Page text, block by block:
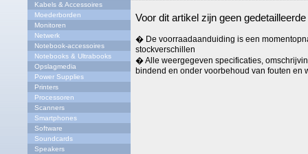
Kabels & Accessoires
Moederborden
Monitoren
Netwerk
Notebook-accessoires
Notebooks & Ultrabooks
Opslagmedia
Power Supplies
Printers
Processoren
Scanners
Smartphones
Software
Soundcards
Speakers
Voor dit artikel zijn geen
� De voorraadaanduiding is een
stockverschillen
� Alle weergegeven specificaties,
bindend en onder voorbehoud van fouten en